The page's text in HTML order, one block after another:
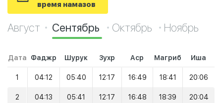
время намазов
Август Сентябрь Октябрь Ноябрь
Дата Фаджр Шурук Зухр Аср Магриб Иша
1 04:12 05:40 12:17 16:49 18:41 20:06
2 04:13 05:41 12:17 16:48 18:39 20:04